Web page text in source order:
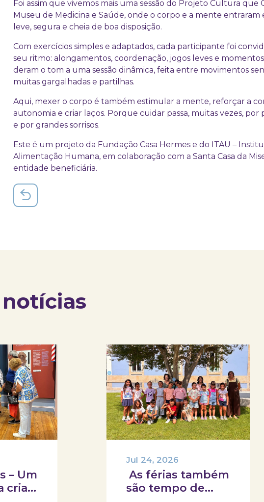
Foi assim que vivemos mais uma sessão do Projeto Cultura que
Museu de Medicina e Saúde, onde o corpo e a mente entraram
leve, segura e cheia de boa disposição.
Com exercícios simples e adaptados, cada participante foi
seu ritmo: alongamentos, coordenação, jogos leves e
deram o tom a uma sessão dinâmica, feita entre movimentos
muitas gargalhadas e partilhas.
Aqui, mexer o corpo é também estimular a mente, reforçar a
autonomia e criar laços. Porque cuidar passa, muitas vezes,
e por grandes sorrisos.
Este é um projeto da Fundação Casa Hermes e do ITAU –
Alimentação Humana, em colaboração com a Santa Casa da
entidade beneficiária.
– Um
criar
As férias também
são tempo de
Jul 24, 2026